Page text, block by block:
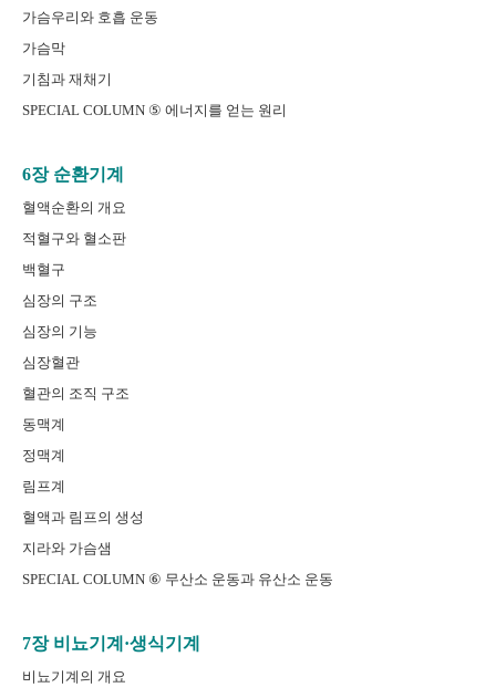
가슴우리와 호흡 운동
가슴막
기침과 재채기
SPECIAL COLUMN ⑤ 에너지를 얻는 원리
6장 순환기계
혈액순환의 개요
적혈구와 혈소판
백혈구
심장의 구조
심장의 기능
심장혈관
혈관의 조직 구조
동맥계
정맥계
림프계
혈액과 림프의 생성
지라와 가슴샘
SPECIAL COLUMN ⑥ 무산소 운동과 유산소 운동
7장 비뇨기계·생식기계
비뇨기계의 개요